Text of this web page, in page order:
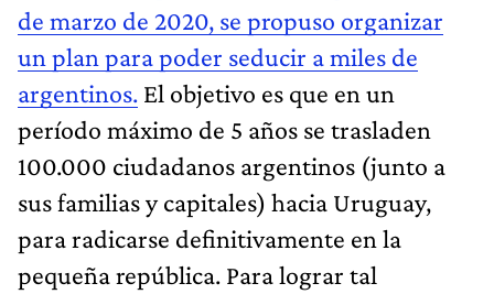
de marzo de 2020, se propuso organizar
un plan para poder seducir a miles de
argentinos. El objetivo es que en un
período máximo de 5 años se trasladen
100.000 ciudadanos argentinos (junto a
sus familias y capitales) hacia Uruguay,
para radicarse definitivamente en la
pequeña república. Para lograr tal